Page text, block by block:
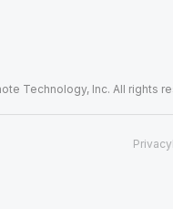
Technology, Inc. All rights